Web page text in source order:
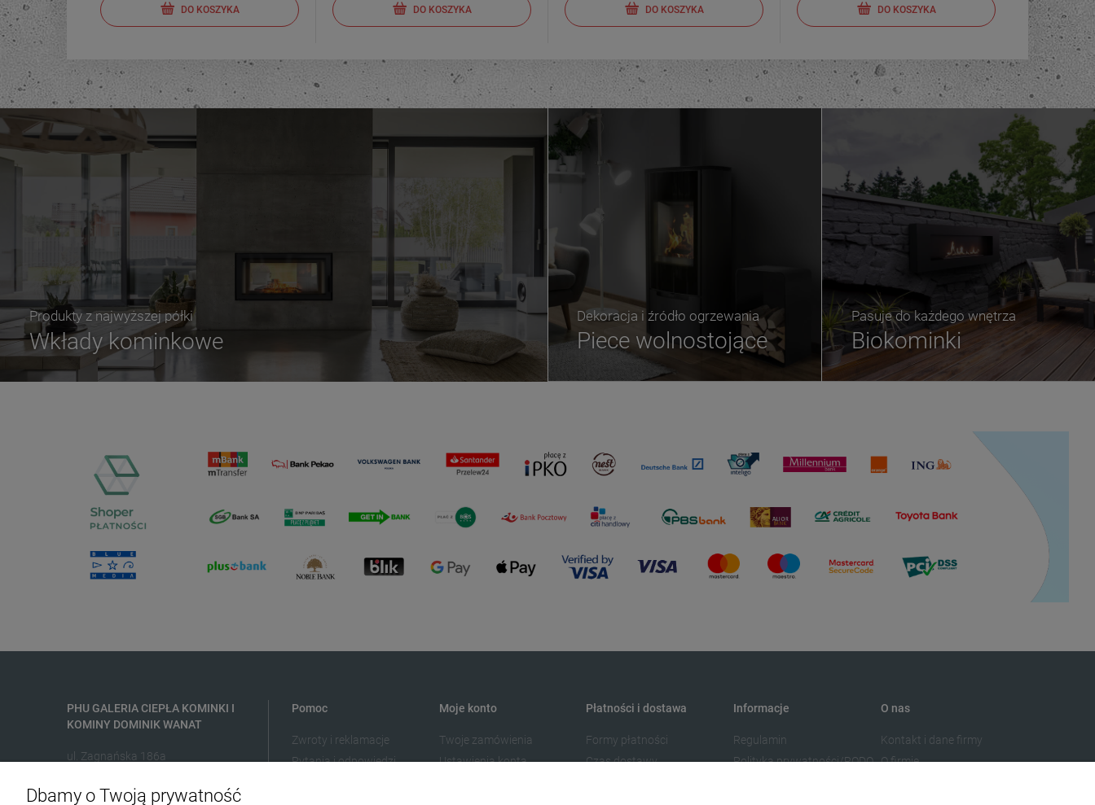
DO KOSZYKA DO KOSZYKA DO KOSZYKA DO KOSZYKA
Produkty z najwyższej półki
Wkłady kominkowe
Dekoracja i źródło ogrzewania
Piece wolnostojące
Pasuje do każdego wnętrza
Biokominki
PHU GALERIA CIEPŁA KOMINKI I
KOMINY DOMINIK WANAT
ul. Zagnańska 186a
Pomoc
Zwroty i reklamacje
Pytania i odpowiedzi
Moje konto
Twoje zamówienia
Ustawienia konta
Płatności i dostawa
Formy płatności
Czas dostawy
Informacje
Regulamin
Polityka prywatności/RODO
O nas
Kontakt i dane firmy
O firmie
Dbamy o Twoją prywatność